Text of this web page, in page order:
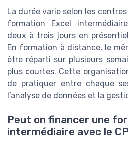
La durée varie selon les
formation Excel
deux à trois jours en
En formation à distance, le
être réparti sur plusieurs
plus courtes. Cette
de pratiquer entre chaque
l’analyse de données et la
Peut on financer une
intermédiaire avec le